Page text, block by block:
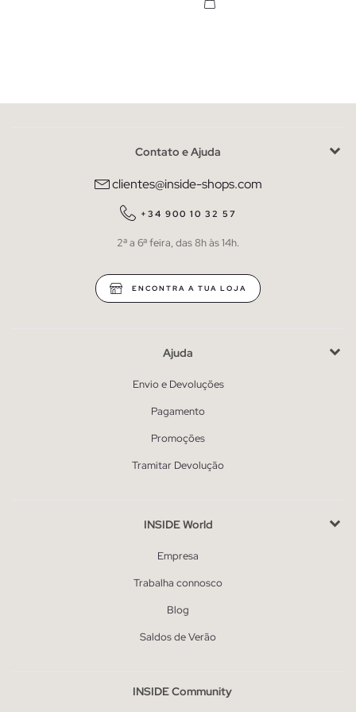
Contato e Ajuda
clientes@inside-shops.com
+34 900 10 32 57
2ª a 6ª feira, das 8h às 14h.
ENCONTRA A TUA LOJA
Ajuda
Envio e Devoluções
Pagamento
Promoções
Tramitar Devolução
INSIDE World
Empresa
Trabalha connosco
Blog
Saldos de Verão
INSIDE Community